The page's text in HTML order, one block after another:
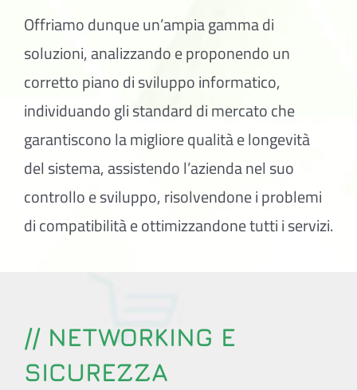
Offriamo dunque un’ampia gamma di
soluzioni, analizzando e proponendo un
corretto piano di sviluppo informatico,
individuando gli standard di mercato che
garantiscono la migliore qualità e longevità
del sistema, assistendo l’azienda nel suo
controllo e sviluppo, risolvendone i problemi
di compatibilità e ottimizzandone tutti i servizi.
// NETWORKING E
SICUREZZA